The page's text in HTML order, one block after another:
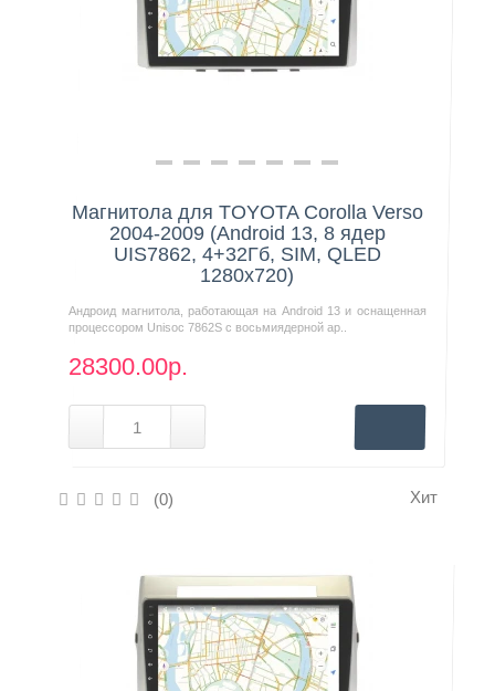
Нашли дешевле?
Магнитола для TOYOTA Corolla Verso
2004-2009 (Android 13, 8 ядер
UIS7862, 4+32Гб, SIM, QLED
1280x720)
Андроид магнитола, работающая на Android 13 и оснащенная
процессором Unisoc 7862S с восьмиядерной ар..
28300.00р.
(0) Хит